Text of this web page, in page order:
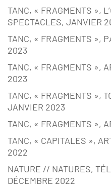
TANC, « FRAGMENTS »,
SPECTACLES, JANVIER
TANC, « FRAGMENTS »,
2023
TANC, « FRAGMENTS »,
2023
TANC, « FRAGMENTS »,
JANVIER 2023
TANC, « FRAGMENTS »,
TANC, « CAPITALES »,
2022
NATURE // NATURES,
DÉCEMBRE 2022